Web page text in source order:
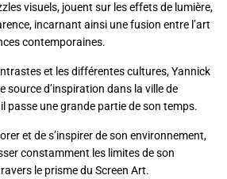
visuels, jouent sur les effets de lumière,
incarnant ainsi une fusion entre l’art
contemporaines.
et les différentes cultures, Yannick
source d’inspiration dans la ville de
passe une grande partie de son temps.
et de s’inspirer de son environnement,
constamment les limites de son
le prisme du Screen Art.